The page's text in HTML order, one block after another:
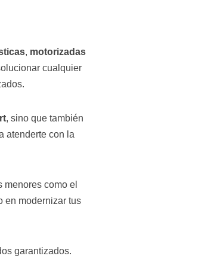
, motorizadas
cualquier
, sino que también
atenderte con la
como el
en modernizar tus
garantizados.